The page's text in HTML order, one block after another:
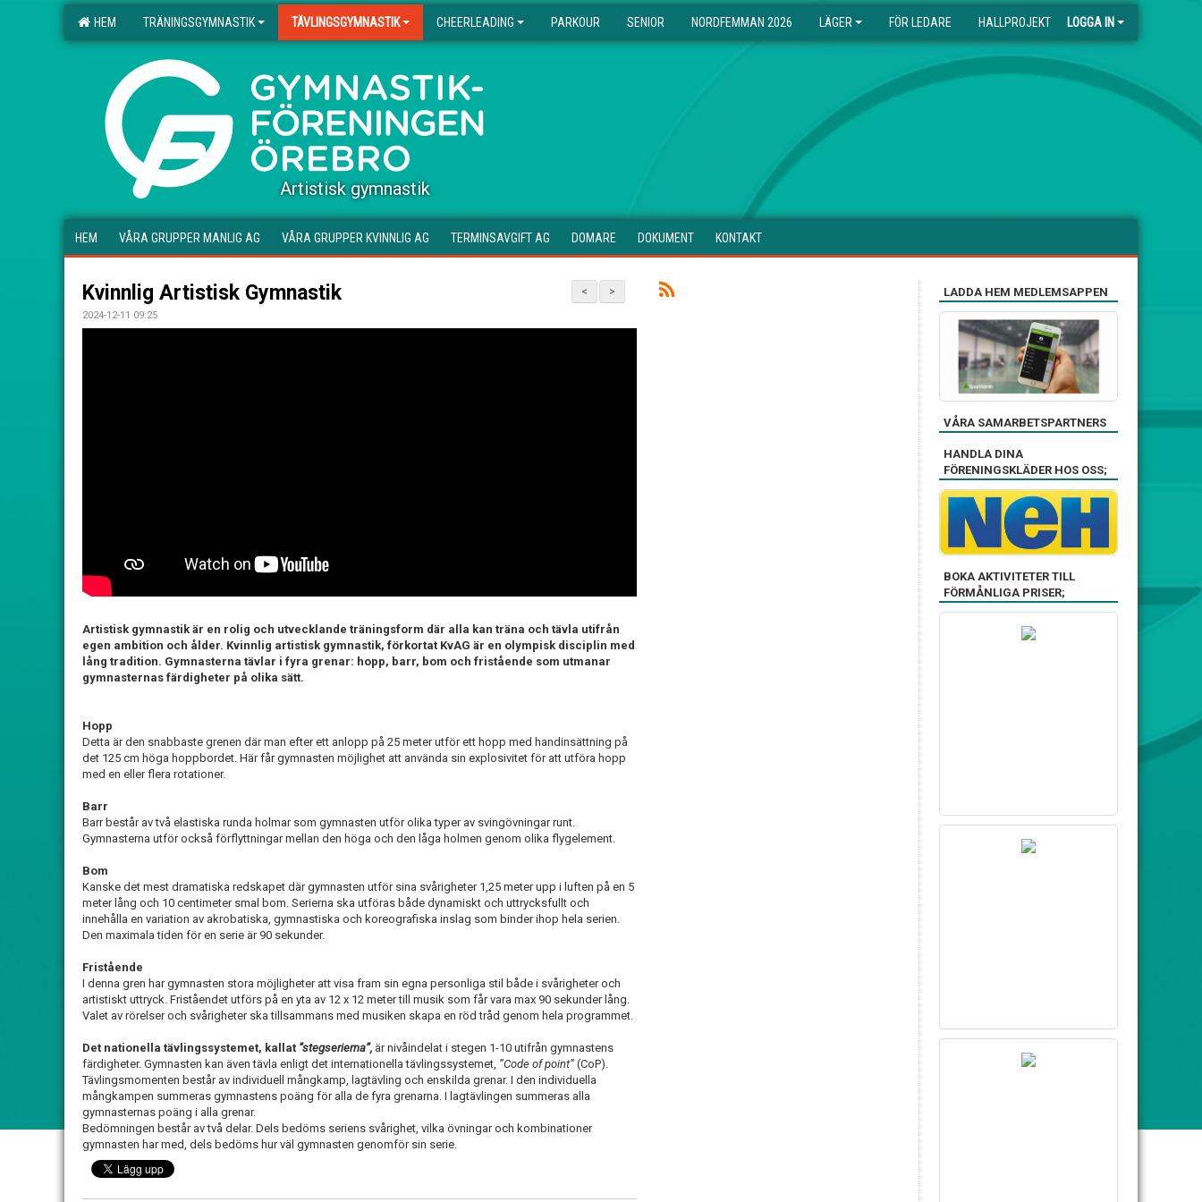
HEM TRÄNINGSGYMNASTIK TÄVLINGSGYMNASTIK CHEERLEADING PARKOUR SENIOR NORDFEMMAN 2026 LÄGER FÖR LEDARE HALLPROJEKT LOGGA IN
.
Artistisk gymnastik
HEM VÅRA GRUPPER MANLIG AG VÅRA GRUPPER KVINNLIG AG TERMINSAVGIFT AG DOMARE DOKUMENT KONTAKT
>
<
Kvinnlig Artistisk Gymnastik
2024-12-11 09:25
Artistisk gymnastik är en rolig och utvecklande träningsform där alla kan träna och tävla utifrån
egen ambition och ålder. Kvinnlig artistisk gymnastik, förkortat KvAG är en olympisk disciplin med
lång tradition. Gymnasterna tävlar i fyra grenar: hopp, barr, bom och fristående som utmanar
gymnasternas färdigheter på olika sätt.
Hopp
Detta är den snabbaste grenen där man efter ett anlopp på 25 meter utför ett hopp med handinsättning på
det 125 cm höga hoppbordet. Här får gymnasten möjlighet att använda sin explosivitet för att utföra hopp
med en eller flera rotationer.
Barr
Barr består av två elastiska runda holmar som gymnasten utför olika typer av svingövningar runt.
Gymnasterna utför också förflyttningar mellan den höga och den låga holmen genom olika flygelement.
Bom
Kanske det mest dramatiska redskapet där gymnasten utför sina svårigheter 1,25 meter upp i luften på en 5
meter lång och 10 centimeter smal bom. Serierna ska utföras både dynamiskt och uttrycksfullt och
innehålla en variation av akrobatiska, gymnastiska och koreografiska inslag som binder ihop hela serien.
Den maximala tiden för en serie är 90 sekunder.
Fristående
I denna gren har gymnasten stora möjligheter att visa fram sin egna personliga stil både i svårigheter och
artistiskt uttryck. Friståendet utförs på en yta av 12 x 12 meter till musik som får vara max 90 sekunder lång.
Valet av rörelser och svårigheter ska tillsammans med musiken skapa en röd tråd genom hela programmet.
Det nationella tävlingssystemet, kallat ”stegserierna”, är nivåindelat i stegen 1-10 utifrån gymnastens
färdigheter. Gymnasten kan även tävla enligt det internationella tävlingssystemet, ”Code of point” (CoP).
Tävlingsmomenten består av individuell mångkamp, lagtävling och enskilda grenar. I den individuella
mångkampen summeras gymnastens poäng för alla de fyra grenarna. I lagtävlingen summeras alla
gymnasternas poäng i alla grenar.
Bedömningen består av två delar. Dels bedöms seriens svårighet, vilka övningar och kombinationer
gymnasten har med, dels bedöms hur väl gymnasten genomför sin serie.
LADDA HEM MEDLEMSAPPEN
VÅRA SAMARBETSPARTNERS
HANDLA DINA
FÖRENINGSKLÄDER HOS OSS;
BOKA AKTIVITETER TILL
FÖRMÅNLIGA PRISER;